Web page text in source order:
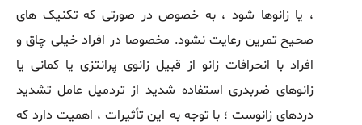
، یا زانوها شود ، به خصوص در صورتی که تکنیک ‌های
صحیح تمرین رعایت نشود. مخصوصا در افراد خیلی چاق و
افراد با انحرافات زانو از قبیل زانوی پرانتزی یا کمانی یا
زانوهای ضربدری استفاده شدید از تردمیل عامل تشدید
دردهای زانوست ؛ با توجه به این تأثیرات ، اهمیت دارد که